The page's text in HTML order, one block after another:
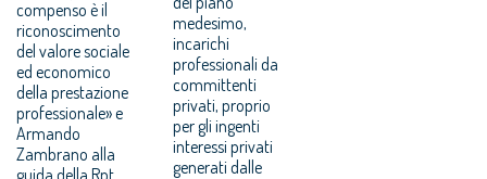
compenso è il
riconoscimento
del valore sociale
ed economico
della prestazione
professionale» e
Armando
Zambrano alla
guida della Rpt
medesimo,
incarichi
professionali da
committenti
privati, proprio
per gli ingenti
interessi privati
generati dalle